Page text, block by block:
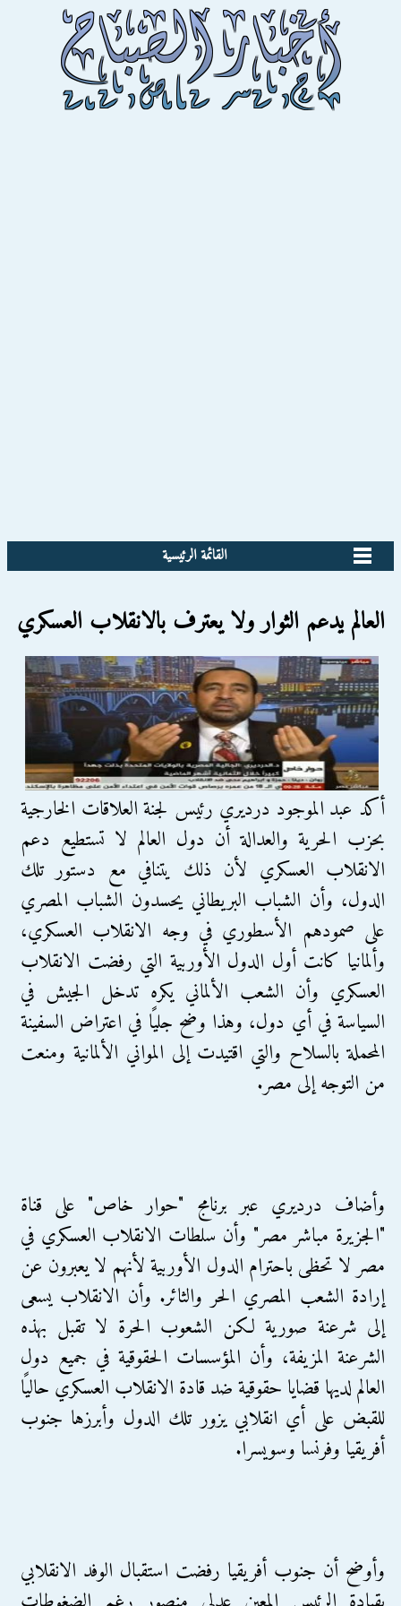
القائمة الرئيسية
العالم يدعم الثوار ولا يعترف بالانقلاب العسكري
أكد عبد الموجود درديري رئيس لجنة العلاقات الخارجية
بحزب الحرية والعدالة أن دول العالم لا تستطيع دعم
الانقلاب العسكري لأن ذلك يتنافي مع دستور تلك
الدول، وأن الشباب البريطاني يحسدون الشباب المصري
على صمودهم الأسطوري في وجه الانقلاب العسكري،
وألمانيا كانت أول الدول الأوربية التي رفضت الانقلاب
العسكري وأن الشعب الألماني يكره تدخل الجيش في
السياسة في أي دول، وهذا وضح جليًا في اعتراض السفينة
المحملة بالسلاح والتي اقتيدت إلى المواني الألمانية ومنعت
من التوجه إلى مصر.
وأضاف درديري عبر برنامج "حوار خاص" على قناة
"الجزيرة مباشر مصر" وأن سلطات الانقلاب العسكري في
مصر لا تحظى باحترام الدول الأوربية لأنهم لا يعبرون عن
إرادة الشعب المصري الحر والثائر. وأن الانقلاب يسعى
إلى شرعنة صورية لكن الشعوب الحرة لا تقبل بهذه
الشرعنة المزيفة، وأن المؤسسات الحقوقية في جميع دول
العالم لديها قضايا حقوقية ضد قادة الانقلاب العسكري حاليًا
للقبض على أي انقلابي يزور تلك الدول وأبرزها جنوب
أفريقيا وفرنسا وسويسرا.
وأوضح أن جنوب أفريقيا رفضت استقبال الوفد الانقلابي